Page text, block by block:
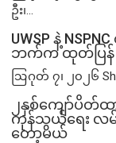
ဦး၊...
UWSP နဲ့
ဘက်က ထုတ်ပြန်
ဩဂုတ် ၇၊ ၂၀၂၆
၂နှစ်​ကျော်ပိတ်ထ
ကုန်သွယ်ရေး လမ်
တော့မယ်